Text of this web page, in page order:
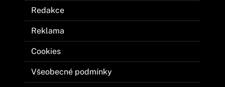
Redakce
Reklama
Cookies
Všeobecné podmínky